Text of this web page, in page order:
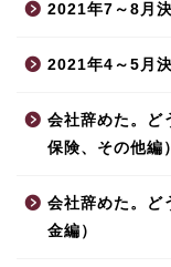
2021年7～8月
2021年4～5月
会社辞めた。
保険、その他編）
会社辞めた。
金編）